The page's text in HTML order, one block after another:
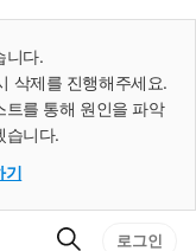
니다.
삭제를 진행해주세요.
트를 통해 원인을 파악
습니다.
기
검
로그인